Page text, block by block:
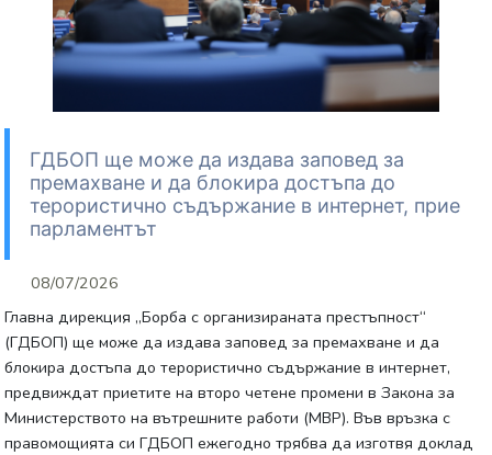
ГДБОП ще може да издава заповед за
премахване и да блокира достъпа до
терористично съдържание в интернет, прие
парламентът
08/07/2026
Главна дирекция „Борба с организираната престъпност“
(ГДБОП) ще може да издава заповед за премахване и да
блокира достъпа до терористично съдържание в интернет,
предвиждат приетите на второ четене промени в Закона за
Министерството на вътрешните работи (МВР). Във връзка с
правомощията си ГДБОП ежегодно трябва да изготвя доклад